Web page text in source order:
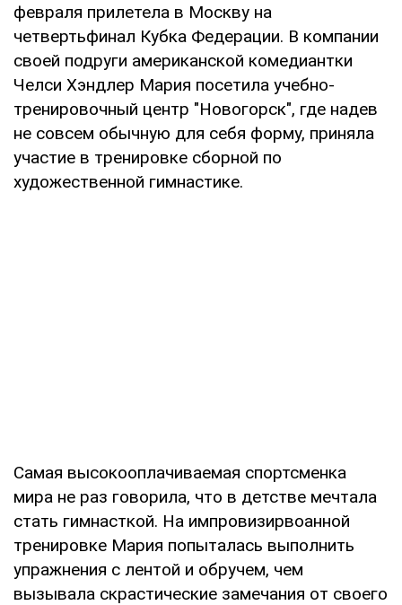
февраля прилетела в Москву на
четвертьфинал Кубка Федерации. В компании
своей подруги американской комедиантки
Челси Хэндлер Мария посетила учебно-
тренировочный центр "Новогорск", где надев
не совсем обычную для себя форму, приняла
участие в тренировке сборной по
художественной гимнастике.
Самая высокооплачиваемая спортсменка
мира не раз говорила, что в детстве мечтала
стать гимнасткой. На импровизирвоанной
тренировке Мария попыталась выполнить
упражнения с лентой и обручем, чем
вызывала скрастические замечания от своего